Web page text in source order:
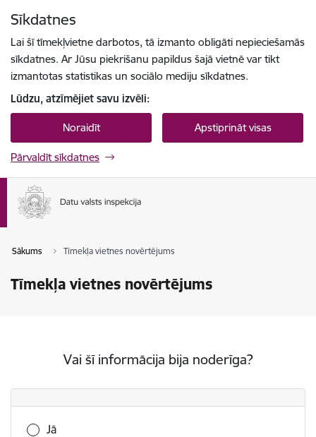
Sīkdatnes
Lai šī tīmekļvietne darbotos, tā izmanto obligāti nepieciešamās
sīkdatnes. Ar Jūsu piekrišanu papildus šajā vietnē var tikt
izmantotas statistikas un sociālo mediju sīkdatnes.
Lūdzu, atzīmējiet savu izvēli:
Noraidīt Apstiprināt visas
Pārvaldīt sīkdatnes
Sākums Tīmekļa vietnes novērtējums
Tīmekļa vietnes novērtējums
Vai šī informācija bija noderīga?
Vai šī informācija bija noderīga?
Jā